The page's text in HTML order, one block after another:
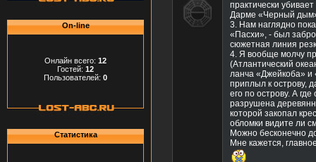
On-line
Онлайн всего: 12
Гостей: 12
Пользователей: 0
Статистика
практически
Дарме «Черный
3. Нам наглядно
«Пасхи», - был
сюжетная линия
4. Я вообще молчу
(Атлантический
ланча «Джейкоба» и
приплыл к острову,
его по острову. А
разрушена
которой закопал
обломки видите ли
Можно бесконечно
Мне кажется,